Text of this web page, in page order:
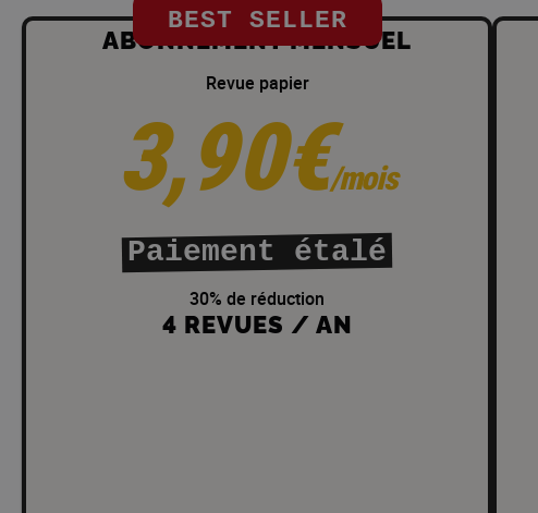
BEST SELLER
ABONNEMENT MENSUEL
Revue papier
3,90€/mois
Paiement étalé
30% de réduction
4 REVUES / AN